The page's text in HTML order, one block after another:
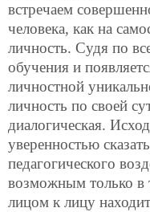
встречаем
человека, как на
личность. Судя по
обучения и
личностной
личность по своей
диалогическая.
уверенностью
педагогического
возможным только в
лицом к лицу